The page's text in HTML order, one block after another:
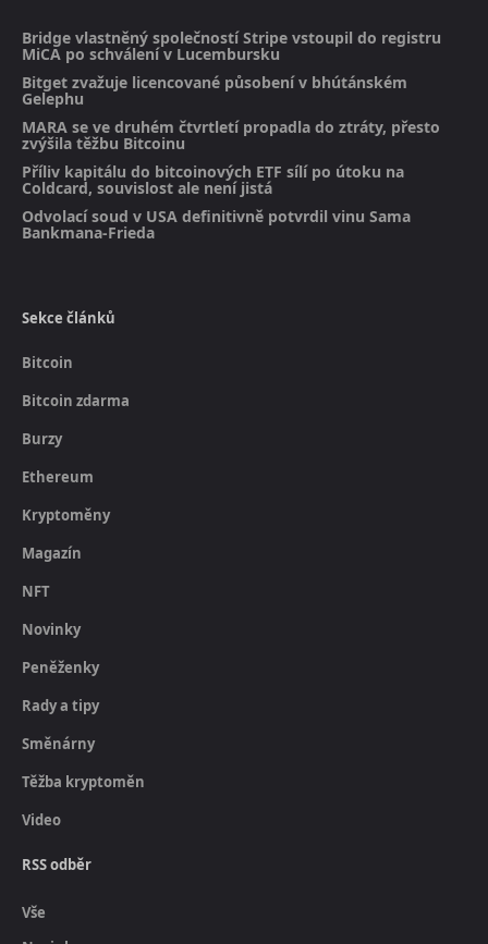
Bridge vlastněný společností Stripe vstoupil do registru
MiCA po schválení v Lucembursku
Bitget zvažuje licencované působení v bhútánském
Gelephu
MARA se ve druhém čtvrtletí propadla do ztráty, přesto
zvýšila těžbu Bitcoinu
Příliv kapitálu do bitcoinových ETF sílí po útoku na
Coldcard, souvislost ale není jistá
Odvolací soud v USA definitivně potvrdil vinu Sama
Bankmana-Frieda
Sekce článků
Bitcoin
Bitcoin zdarma
Burzy
Ethereum
Kryptoměny
Magazín
NFT
Novinky
Peněženky
Rady a tipy
Směnárny
Těžba kryptoměn
Video
RSS odběr
Vše